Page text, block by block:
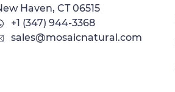
Haven, CT 06515
+1 (347) 944-3368
sales@mosaicnatural.com